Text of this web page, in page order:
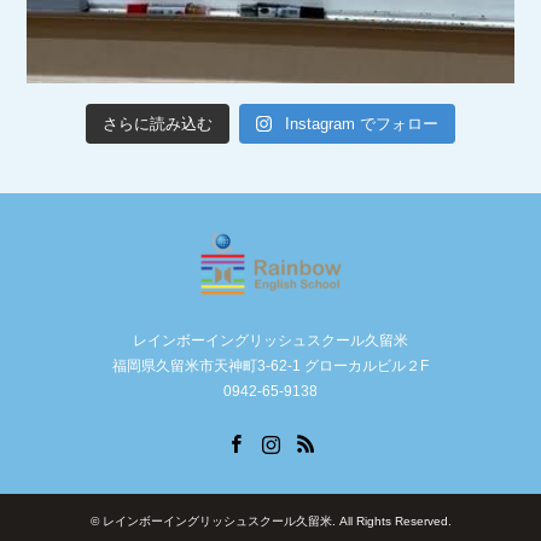
さらに読み込む Instagram でフォロー
レインボーイングリッシュスクール久留米
福岡県久留米市天神町3-62-1 グローカルビル２F
0942-65-9138
© レインボーイングリッシュスクール久留米. All Rights Reserved.